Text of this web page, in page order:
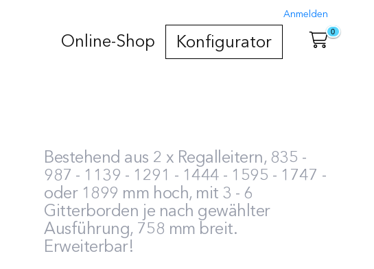
Anmelden
0
Online-Shop Konfigurator
Bestehend aus 2 x Regalleitern, 835 -
987 - 1139 - 1291 - 1444 - 1595 - 1747 -
oder 1899 mm hoch, mit 3 - 6
Gitterborden je nach gewählter
Ausführung, 758 mm breit.
Erweiterbar!